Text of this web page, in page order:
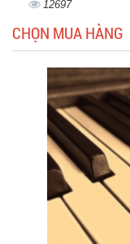
12697
CHỌN MUA HÀNG